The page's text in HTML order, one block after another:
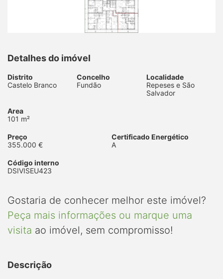
Detalhes do imóvel
Distrito
Castelo Branco
Concelho
Fundão
Localidade
Repeses e São
Salvador
Area
101 m²
Preço
355.000 €
Certificado Energético
A
Código interno
DSIVISEU423
Gostaria de conhecer melhor este imóvel?
Peça mais informações ou marque uma
visita ao imóvel, sem compromisso!
Descrição